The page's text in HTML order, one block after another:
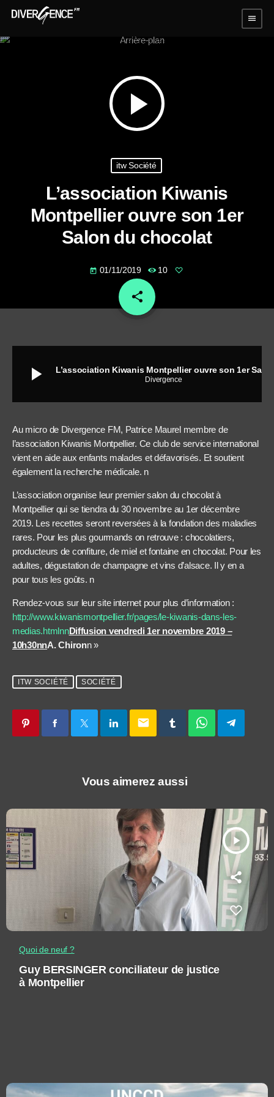
menu
play_arrow
itw Société
L’association Kiwanis
Montpellier ouvre son 1er
Salon du chocolat
today 01/11/2019 10
share
email
play_arrow L’association Kiwanis Montpellier ouvre son 1er Salon du chocolat
Divergence
Au micro de Divergence FM, Patrice Maurel membre de
l’association Kiwanis Montpellier. Ce club de service international
vient en aide aux enfants malades et défavorisés. Et soutient
également la recherche médicale. n
L’association organise leur premier salon du chocolat à
Montpellier qui se tiendra du 30 novembre au 1er décembre
2019. Les recettes seront reversées à la fondation des maladies
rares. Pour les plus gourmands on retrouve : chocolatiers,
producteurs de confiture, de miel et fontaine en chocolat. Pour les
adultes, dégustation de champagne et vins d’alsace. Il y en a
pour tous les goûts. n
Rendez-vous sur leur site internet pour plus d’information :
http://www.kiwanismontpellier.fr/pages/le-kiwanis-dans-les-
medias.htmlnnDiffusion vendredi 1er novembre 2019 –
10h30nnA. Chironn »
ITW SOCIÉTÉ SOCIÉTÉ
email
Vous aimerez aussi
play_arrow
Quoi de neuf ?
Guy BERSINGER conciliateur de justice
à Montpellier